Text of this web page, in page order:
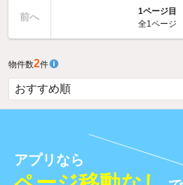
前へ
1ページ目
全1ページ
物件数2件
アプリなら